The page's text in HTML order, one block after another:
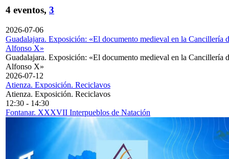
4 eventos, 3
2026-07-06
Guadalajara. Exposición: «El documento medieval en la Cancillería
Alfonso X»
Guadalajara. Exposición: «El documento medieval en la Cancillería
Alfonso X»
2026-07-12
Atienza. Exposición. Reciclavos
Atienza. Exposición. Reciclavos
12:30 - 14:30
Fontanar. XXXVII Interpueblos de Natación